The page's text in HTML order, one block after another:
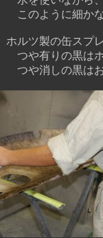
キズを全面
の缶スプレー
ホイール用の
徳用のビッ